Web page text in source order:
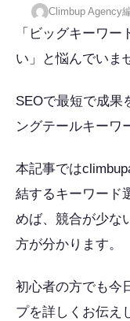
Climbup Agency
「ビッグキーワ
い」と悩んでいま
SEOで最短で成果
ングテールキーワ
本記事では
結するキーワード
めば、競合が少な
方が分かります。
初心者の方でも今
プを詳しくお伝え